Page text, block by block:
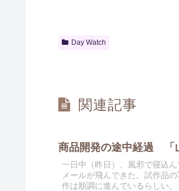
Day Watch
関連記事
商品開発の途中経過 「
一日中（昨日）、風邪で寝込
メールが飛んできた。試作品
作は順調に進んでいるらしい。